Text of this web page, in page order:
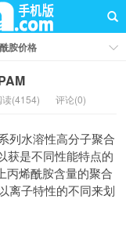
胺价格
家标准
读(4154) 评论(0)
列水溶性高分子聚合
获是不同性能特点的
丙烯酰胺含量的聚合
离子特性的不同来划